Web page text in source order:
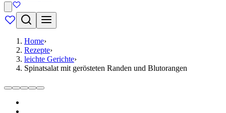
Home›
Rezepte›
leichte Gerichte›
Spinatsalat mit gerösteten Randen und Blutorangen